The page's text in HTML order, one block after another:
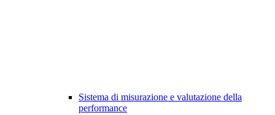
Sistema di misurazione e valutazione della
performance